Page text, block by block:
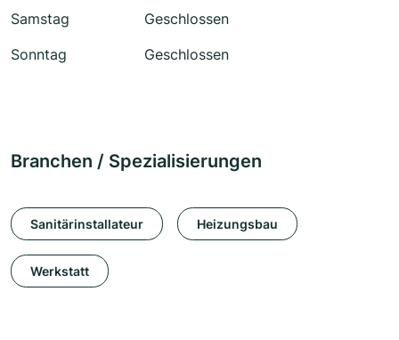
Samstag
Geschlossen
Sonntag
Geschlossen
Branchen / Spezialisierungen
Sanitärinstallateur Heizungsbau
Werkstatt